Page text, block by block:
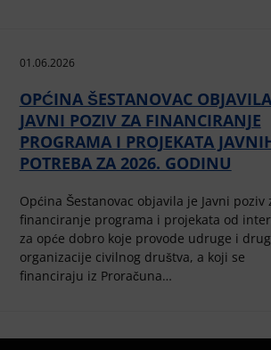
01.06.2026
OPĆINA ŠESTANOVAC OBJAVILA
JAVNI POZIV ZA FINANCIRANJE
PROGRAMA I PROJEKATA
POTREBA ZA 2026. GODINU
Općina Šestanovac objavila je Javni poziv
financiranje programa i projekata od
za opće dobro koje provode udruge i
organizacije civilnog društva, a koji se
financiraju iz Proračuna…